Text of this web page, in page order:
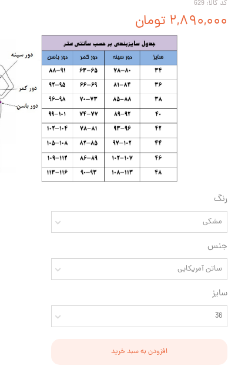
کد کالا: 629
۲,۸۹۰,۰۰۰ تومان
رنگ
مشکی
جنس
ساتن آمریکایی
سایز
36
افزودن به سبد خرید